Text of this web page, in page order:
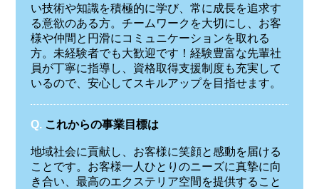
い技術や知識を積極的に学び、常に成長を追求す
る意欲のある方。チームワークを大切にし、お客
様や仲間と円滑にコミュニケーションを取れる
方。未経験者でも大歓迎です！経験豊富な先輩社
員が丁寧に指導し、資格取得支援制度も充実して
いるので、安心してスキルアップを目指せます。
Q. これからの事業目標は
地域社会に貢献し、お客様に笑顔と感動を届ける
ことです。お客様一人ひとりのニーズに真摯に向
き合い、最高のエクステリア空間を提供すること